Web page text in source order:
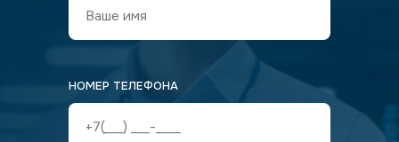
НОМЕР ТЕЛЕФОНА